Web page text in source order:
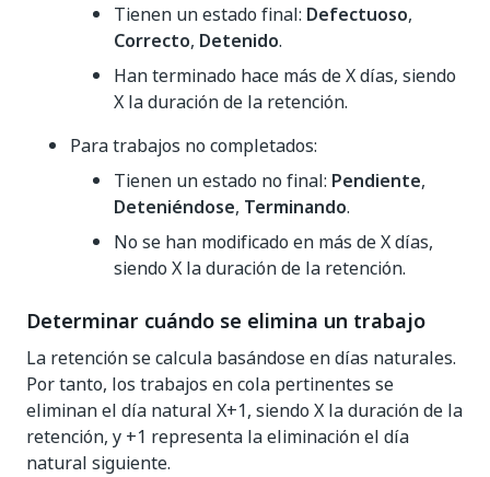
Tienen un estado final: Defectuoso,
Correcto, Detenido.
Han terminado hace más de X días, siendo
X la duración de la retención.
Para trabajos no completados:
Tienen un estado no final: Pendiente,
Deteniéndose, Terminando.
No se han modificado en más de X días,
siendo X la duración de la retención.
Determinar cuándo se elimina un trabajo
La retención se calcula basándose en días naturales.
Por tanto, los trabajos en cola pertinentes se
eliminan el día natural X+1, siendo X la duración de la
retención, y +1 representa la eliminación el día
natural siguiente.